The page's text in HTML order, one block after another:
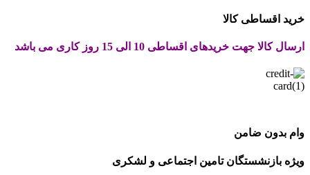
خرید اقساطی کالا
ارسال کالا جهت خریدهای اقساطی 10 الی 15 روز کاری می باشد
وام بدون ضامن
ویژه بازنشستگان تامین اجتماعی و لشکری